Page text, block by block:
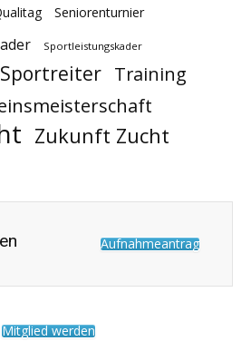
Seniorenturnier
Sportleistungskader
Sportreiter Training
Zukunft Zucht
Aufnahmeantrag
Mitglied werden